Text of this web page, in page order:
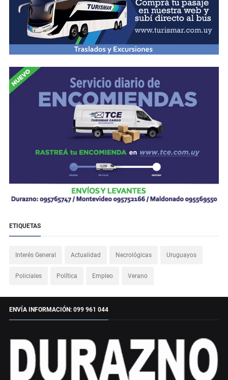
ETIQUETAS
Interés General Actualidad Necrológicas Uruguayos
Policiales Política Empleo Verano
ENVÍA INFORMACIÓN: 099 961 044